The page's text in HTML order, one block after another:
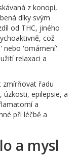
z konopí,
díky svým
od THC, jiného
což
nebo 'omámení'.
relaxaci a
zmírňovat řadu
úzkosti, epilepsie, a
a
při léčbě a
a mysl